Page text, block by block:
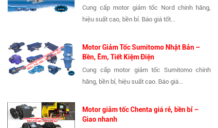
Cung cấp motor giảm tốc Nord chính hãng,
hiệu suất cao, bền bỉ. Báo giá tốt...
Motor Giảm Tốc Sumitomo Nhật Bản –
Bền, Êm, Tiết Kiệm Điện
Cung cấp motor giảm tốc Sumitomo chính
hãng, bền bỉ, hiệu suất cao. Báo giá...
Motor giảm tốc Chenta giá rẻ, bền bỉ –
Giao nhanh